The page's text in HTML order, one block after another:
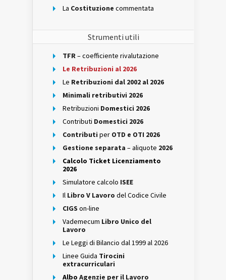
La Costituzione commentata
Strumenti utili
TFR– coefficiente rivalutazione
Le Retribuzioni al 2026
Le Retribuzioni dal 2002 al 2026
Minimali retributivi 2026
Retribuzioni Domestici 2026
Contributi Domestici 2026
Contributi per OTD e OTI 2026
Gestione separata – aliquote 2026
Calcolo Ticket Licenziamento
2026
Simulatore calcolo ISEE
Il Libro V Lavoro del Codice Civile
CIGS on-line
Vademecum Libro Unico del
Lavoro
Le Leggi di Bilancio dal 1999 al 2026
Linee Guida Tirocini
extracurriculari
Albo Agenzie per il Lavoro